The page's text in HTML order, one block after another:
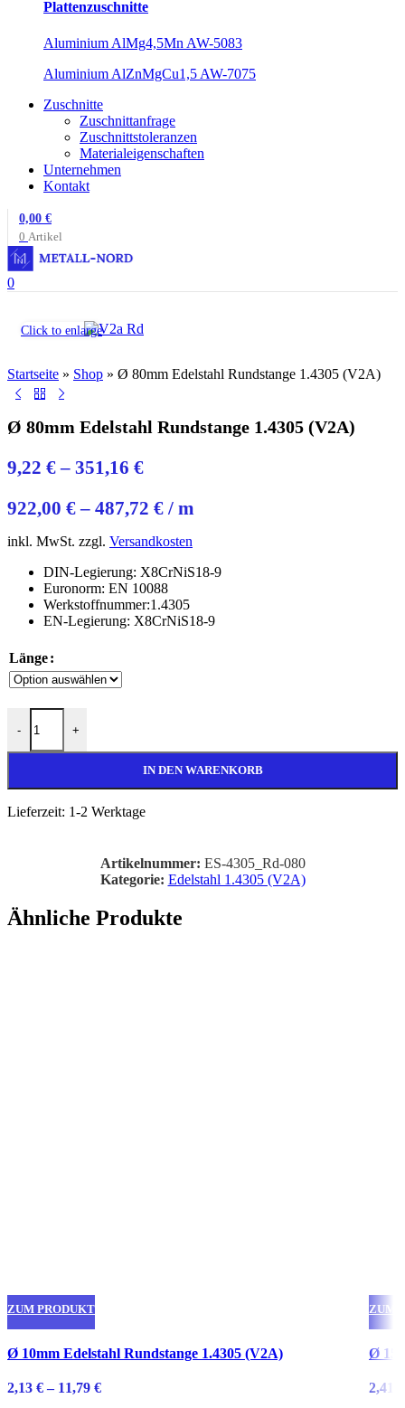
Plattenzuschnitte
Aluminium AlMg4,5Mn AW-5083
Aluminium AlZnMgCu1,5 AW-7075
Zuschnitte
Zuschnittanfrage
Zuschnittstoleranzen
Materialeigenschaften
Unternehmen
Kontakt
0 Artikel
0,00 €
0
Click to enlarge
Startseite » Shop » Ø 80mm Edelstahl Rundstange 1.4305 (V2A)
Ø 80mm Edelstahl Rundstange 1.4305 (V2A)
9,22 €– 351,16 €
922,00 €– 487,72 € / m
inkl. MwSt. zzgl. Versandkosten
DIN-Legierung: X8CrNiS18-9
Euronorm: EN 10088
Werkstoffnummer:1.4305
EN-Legierung: X8CrNiS18-9
Länge
-
Ø 80mm Edelstahl Rundstange 1.4305 (V2A) Menge
+
IN DEN WARENKORB
Lieferzeit: 1-2 Werktage
Artikelnummer: ES-4305_Rd-080
Kategorie: Edelstahl 1.4305 (V2A)
Ähnliche Produkte
ZUM PRODUKT
Produkt
mehrere
Ø 10mm Edelstahl Rundstange 1.4305 (V2A)
2,13 €– 11,79 €
ZUM
Ø
2,41